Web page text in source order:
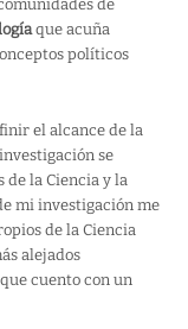
de
que acuña
políticos
el alcance de la
se
la Ciencia y la
mi investigación me
de la Ciencia
alejados
cuento con un